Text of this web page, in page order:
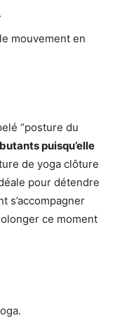
mouvement en
“posture du
puisqu’elle
de yoga clôture
pour détendre
s’accompagner
ce moment